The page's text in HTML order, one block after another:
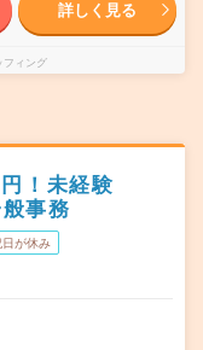
詳しく見る
フィング
！未経験
事務
日が休み